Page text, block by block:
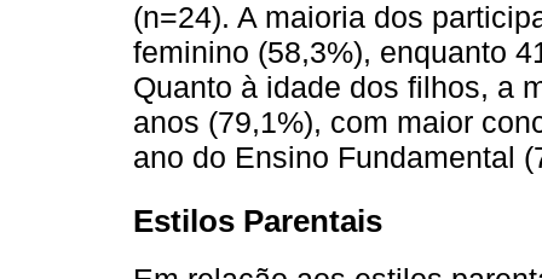
(n=24). A maioria dos
feminino (58,3%), enquanto
Quanto à idade dos filhos, a
anos (79,1%), com maior
ano do Ensino Fundamental
Estilos Parentais